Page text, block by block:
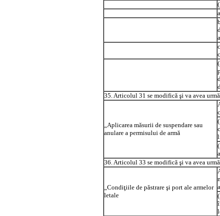
35. Articolul 31 se modifică şi va avea
„Aplicarea măsurii de suspendare sau
anulare a permisului de armă
36. Articolul 33 se modifică şi va avea
„Condiţiile de păstrare şi port ale armelor
letale